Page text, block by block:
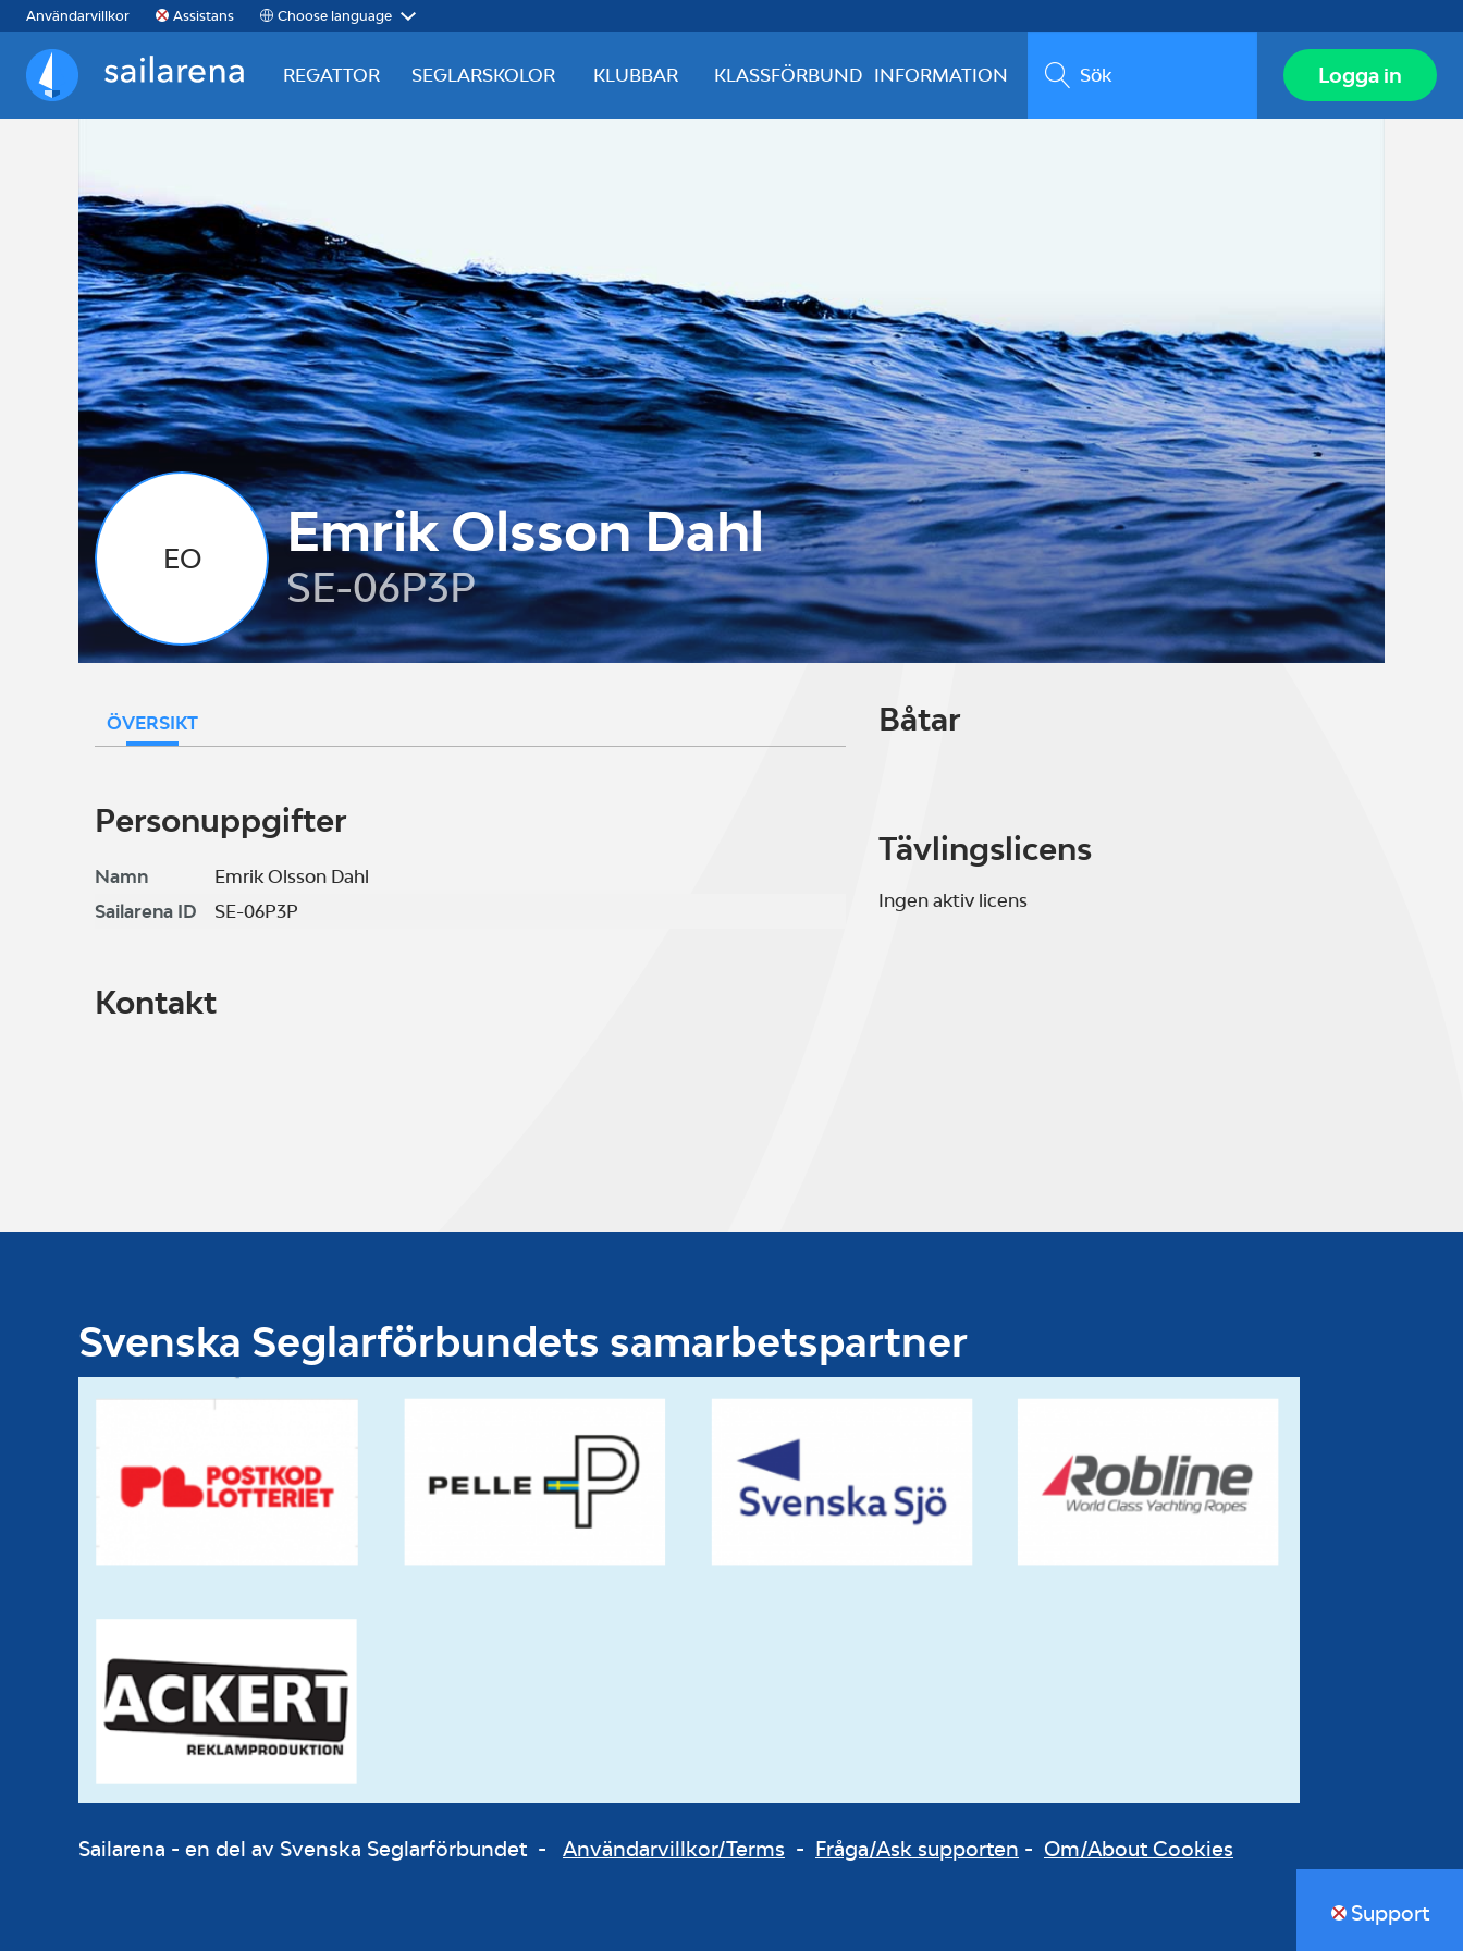
Användarvillkor Assistans Choose language
Sailarena
REGATTOR SEGLARSKOLOR KLUBBAR KLASSFÖRBUND INFORMATION Sök Logga in
EO Emrik Olsson Dahl
SE-06P3P
ÖVERSIKT
Personuppgifter
Namn
Emrik Olsson Dahl
Sailarena ID
SE-06P3P
Kontakt
Båtar
Tävlingslicens
Ingen aktiv licens
Svenska Seglarförbundets samarbetspartner
Sailarena - en del av Svenska Seglarförbundet - Användarvillkor/Terms - Fråga/Ask supporten - Om/About Cookies
Support